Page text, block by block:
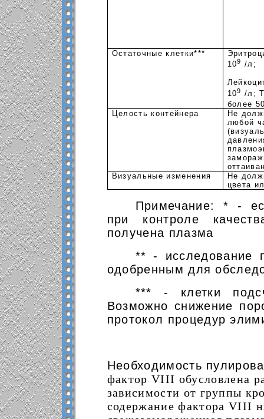
Остаточные клетки***
109 /л;
109 /л;
более
Целость контейнера
Не
любой
Визуальные изменения
Не
цвета
Примечание: * -
при контроле
получена плазма
** - исследование
одобренным для
*** - клетки
Возможно снижение
протокол процедур
Необходимость
фактор VIII обусловлена
зависимости от группы
содержаниефактора VIII